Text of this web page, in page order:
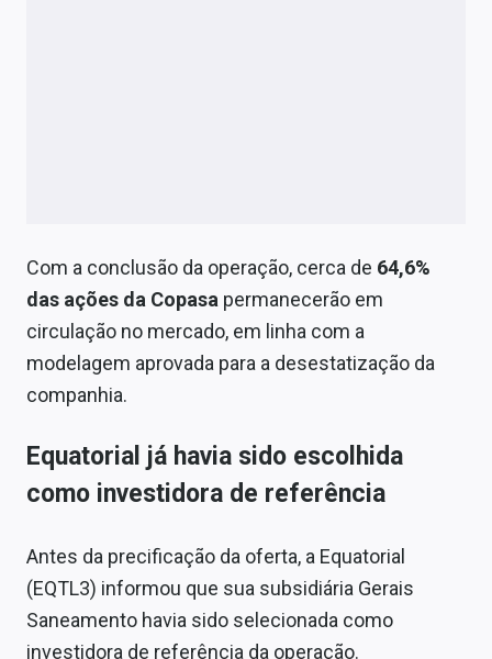
Com a conclusão da operação, cerca de 64,6%
das ações da Copasa permanecerão em
circulação no mercado, em linha com a
modelagem aprovada para a desestatização da
companhia.
Equatorial já havia sido escolhida
como investidora de referência
Antes da precificação da oferta, a Equatorial
(EQTL3) informou que sua subsidiária Gerais
Saneamento havia sido selecionada como
investidora de referência da operação.